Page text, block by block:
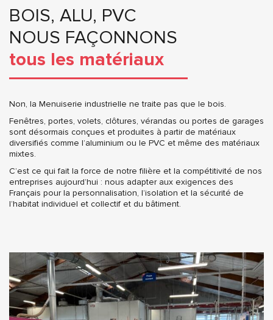
BOIS, ALU, PVC
NOUS FAÇONNONS
tous les matériaux
Non, la Menuiserie industrielle ne traite pas que le bois.
Fenêtres, portes, volets, clôtures, vérandas ou portes de garages
sont désormais conçues et produites à partir de matériaux
diversifiés comme l’aluminium ou le PVC et même des matériaux
mixtes.
C’est ce qui fait la force de notre filière et la compétitivité de nos
entreprises aujourd’hui : nous adapter aux exigences des
Français pour la personnalisation, l’isolation et la sécurité de
l’habitat individuel et collectif et du bâtiment.